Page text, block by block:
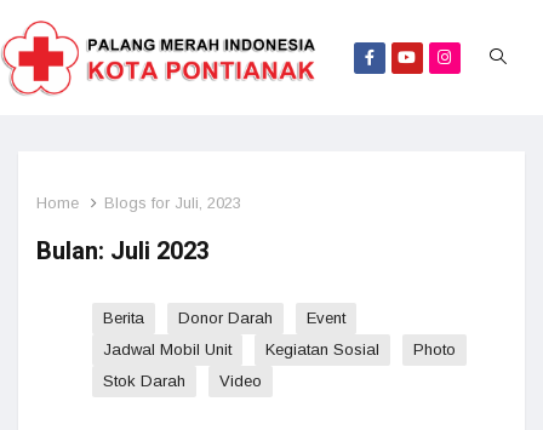
Home Blogs for Juli, 2023
Bulan: Juli 2023
Berita Donor Darah
Event
Jadwal Mobil Unit
Kegiatan Sosial
Photo
Stok Darah
Video